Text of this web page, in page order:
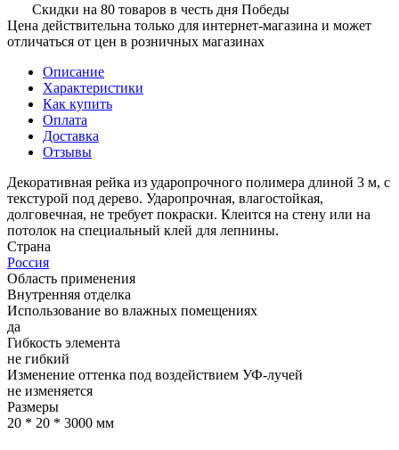
Скидки на 80 товаров в честь дня Победы
Цена действительна только для интернет-магазина и может
отличаться от цен в розничных магазинах
Описание
Характеристики
Как купить
Оплата
Доставка
Отзывы
Декоративная рейка из ударопрочного полимера длиной 3 м, с
текстурой под дерево. Ударопрочная, влагостойкая,
долговечная, не требует покраски. Клеится на стену или на
потолок на специальный клей для лепнины.
Страна
Россия
Область применения
Внутренняя отделка
Использование во влажных помещениях
да
Гибкость элемента
не гибкий
Изменение оттенка под воздействием УФ-лучей
не изменяется
Размеры
20 * 20 * 3000 мм